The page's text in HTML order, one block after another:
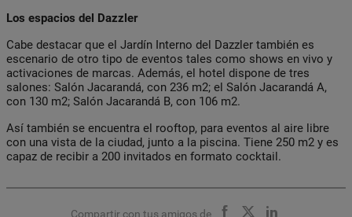
Los espacios del Dazzler
Cabe destacar que el Jardín Interno del Dazzler también es
escenario de otro tipo de eventos tales como shows en vivo y
activaciones de marcas. Además, el hotel dispone de tres
salones: Salón Jacarandá, con 236 m2; el Salón Jacarandá A,
con 130 m2; Salón Jacarandá B, con 106 m2.
Así también se encuentra el rooftop, para eventos al aire libre
con una vista de la ciudad, junto a la piscina. Tiene 250 m2 y es
capaz de recibir a 200 invitados en formato cocktail.
Compartir con tus amigos de